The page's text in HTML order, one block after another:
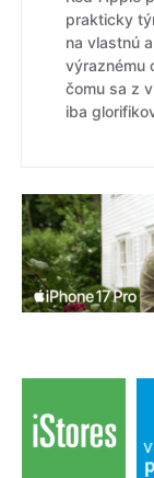
prakticky
na vlastnú
výraznému
čomu sa z
iba